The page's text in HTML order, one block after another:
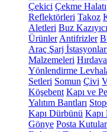
Çekici Çekme Halatı
Reflektörleri Takoz
Aletleri Buz Kazıyıcı
Ürünler Antifrizler
Araç Şarj
Malzemeleri
Yönlendirme
Setleri Somun Çivi
Köşebent Kapı ve
Yalıtım Bantları
Kapı Dürbünü
Gönye Posta